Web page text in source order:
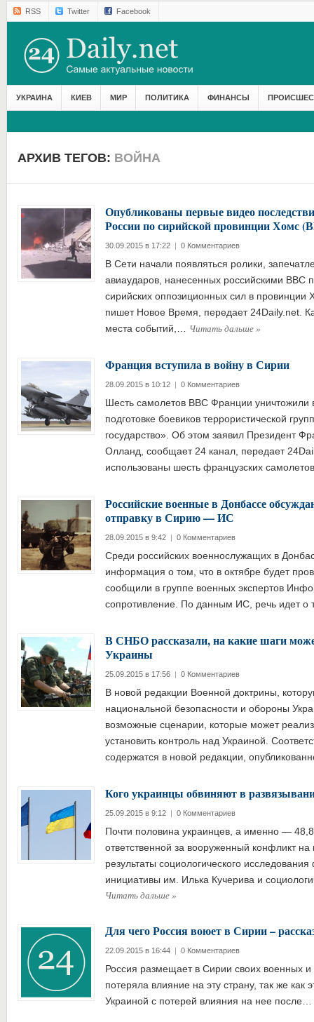
RSS Twitter Facebook
УКРАИНА КИЕВ МИР ПОЛИТИКА ФИНАНСЫ
АРХИВ ТЕГОВ: ВОЙНА
Опубликованы первые видео
России по сирийской провинции Хомс
30.09.2015 в 17:22 | 0 Комментариев
В Сети начали появляться ролики,
авиаударов, нанесенных российскими ВВС
сирийских оппозиционных сил в провинции
пишет Новое Время, передает 24Daily.net.
места событий,… Читать дальше»
Франция вступила в войну в Сирии
28.09.2015 в 10:12 | 0 Комментариев
Шесть самолетов ВВС Франции уничтожили
подготовке боевиков террористической
государство». Об этом заявил Президент
Олланд, сообщает 24 канал, передает
использованы шесть французских
Российские военные в Донбассе
отправку в Сирию — ИС
28.09.2015 в 9:42 | 0 Комментариев
Среди российских военнослужащих в
информация о том, что в октябре будет
сообщили в группе военных экспертов
сопротивление. По данным ИС, речь идет
В СНБО рассказали, на какие шаги
Украины
25.09.2015 в 17:56 | 0 Комментариев
В новой редакции Военной доктрины,
национальной безопасности и обороны
возможные сценарии, которые может
установить контроль над Украиной.
содержатся в новой редакции,
Кого украинцы обвиняют в
25.09.2015 в 9:12 | 0 Комментариев
Почти половина украинцев, а именно —
ответственной за вооруженный конфликт
результаты социологического
инициативы им. Илька Кучерива и
Читать дальше»
Для чего Россия воюет в Сирии –
22.09.2015 в 16:44 | 0 Комментариев
Россия размещает в Сирии своих военных и
потеряла влияние на эту страну, так же как
Украиной с потерей влияния на нее после…